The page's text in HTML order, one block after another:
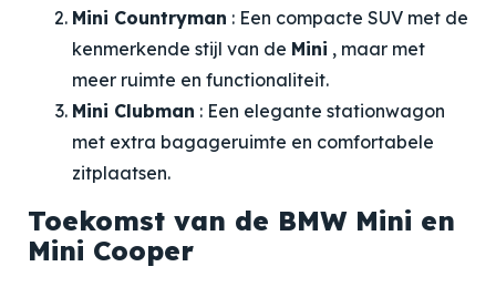
Mini Countryman : Een compacte SUV met de
kenmerkende stijl van de Mini , maar met
meer ruimte en functionaliteit.
Mini Clubman : Een elegante stationwagon
met extra bagageruimte en comfortabele
zitplaatsen.
Toekomst van de BMW Mini en
Mini Cooper